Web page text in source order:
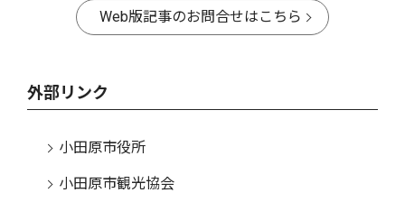
Web版記事のお問合せはこちら
外部リンク
小田原市役所
小田原市観光協会